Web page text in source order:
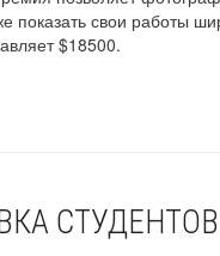
показать свои работы
$18500.